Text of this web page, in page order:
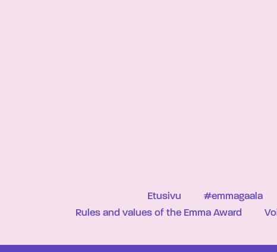
Etusivu #emmagaala
Rules and values of the Emma Award